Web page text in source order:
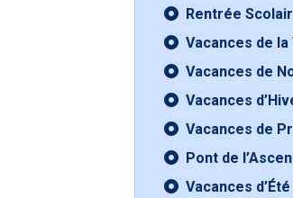
Rentrée
Vacances de la
Vacances de
Vacances
Vacances de
Pont de
Vacances